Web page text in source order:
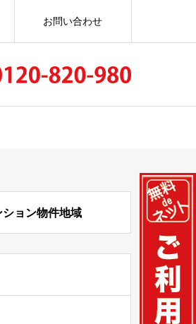
お問い合わせ
ション物件地域